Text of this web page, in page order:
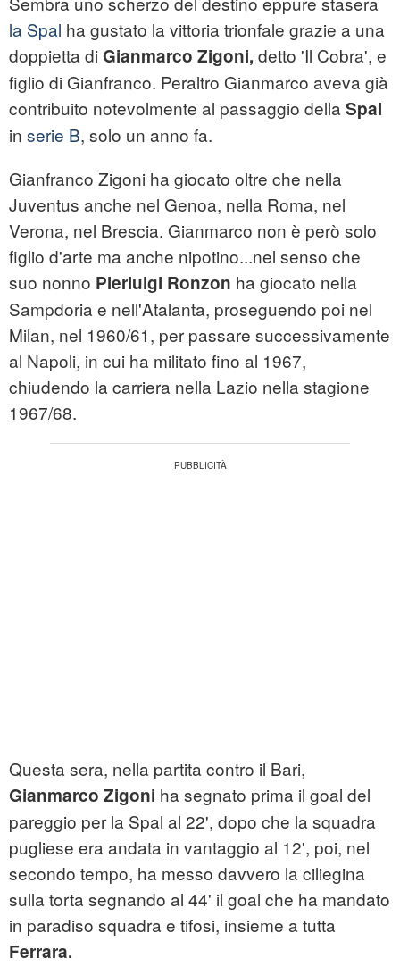
la Spal ha gustato la vittoria trionfale grazie a una
doppietta di Gianmarco Zigoni, detto 'Il Cobra', e
figlio di Gianfranco. Peraltro Gianmarco aveva già
contribuito notevolmente al passaggio della Spal
in serie B, solo un anno fa.
Gianfranco Zigoni ha giocato oltre che nella
Juventus anche nel Genoa, nella Roma, nel
Verona, nel Brescia. Gianmarco non è però solo
figlio d'arte ma anche nipotino...nel senso che
suo nonno Pierluigi Ronzon ha giocato nella
Sampdoria e nell'Atalanta, proseguendo poi nel
Milan, nel 1960/61, per passare successivamente
al Napoli, in cui ha militato fino al 1967,
chiudendo la carriera nella Lazio nella stagione
1967/68.
Questa sera, nella partita contro il Bari,
Gianmarco Zigoni ha segnato prima il goal del
pareggio per la Spal al 22', dopo che la squadra
pugliese era andata in vantaggio al 12', poi, nel
secondo tempo, ha messo davvero la ciliegina
sulla torta segnando al 44' il goal che ha mandato
in paradiso squadra e tifosi, insieme a tutta
Ferrara.